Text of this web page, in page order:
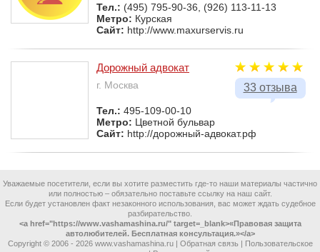
Тел.: (495) 795-90-36, (926) 113-11-13
Метро: Курская
Сайт: http://www.maxurservis.ru
33 отзыва
Дорожный адвокат
г. Москва
Тел.: 495-109-00-10
Метро: Цветной бульвар
Сайт: http://дорожный-адвокат.рф
Уважаемые посетители, если вы хотите разместить где-то наши материалы частично
или полностью – обязательно поставьте ссылку на наш сайт.
Если будет установлен факт незаконного использования, вас может ждать судебное
разбирательство.
<a href="https://www.vashamashina.ru/" target=_blank>«Правовая защита
автолюбителей. Бесплатная консультация.»</a>
Copyright © 2006 - 2026 www.vashamashina.ru | Обратная связь | Пользовательское